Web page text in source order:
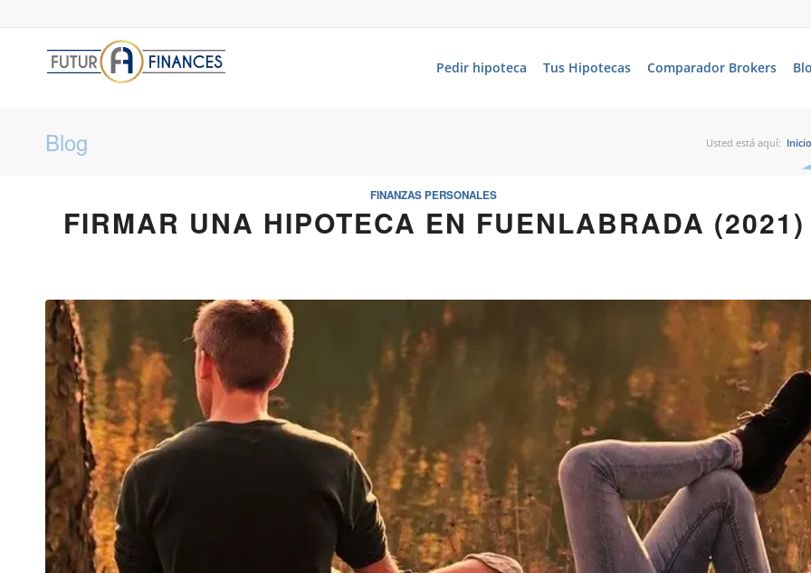
Pedir hipoteca Tus Hipotecas Comparador Brokers
Blog Usted está aquí: Inicio
FINANZAS PERSONALES
FIRMAR UNA HIPOTECA EN FUENLABRADA (2021)